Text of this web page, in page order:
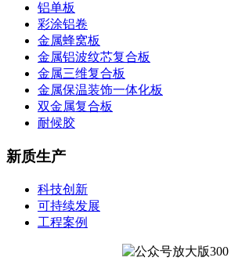
铝单板
彩涂铝卷
金属蜂窝板
金属铝波纹芯复合板
金属三维复合板
金属保温装饰一体化板
双金属复合板
耐候胶
新质生产
科技创新
可持续发展
工程案例